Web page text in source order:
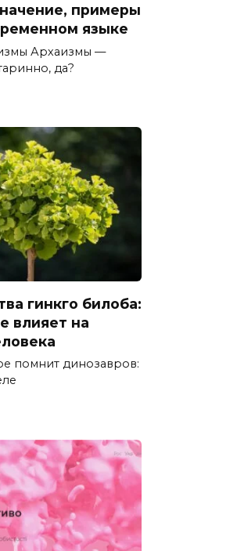
примеры
языке
Архаизмы —
да?
гинкго билоба:
влияет на
помнит динозавров: